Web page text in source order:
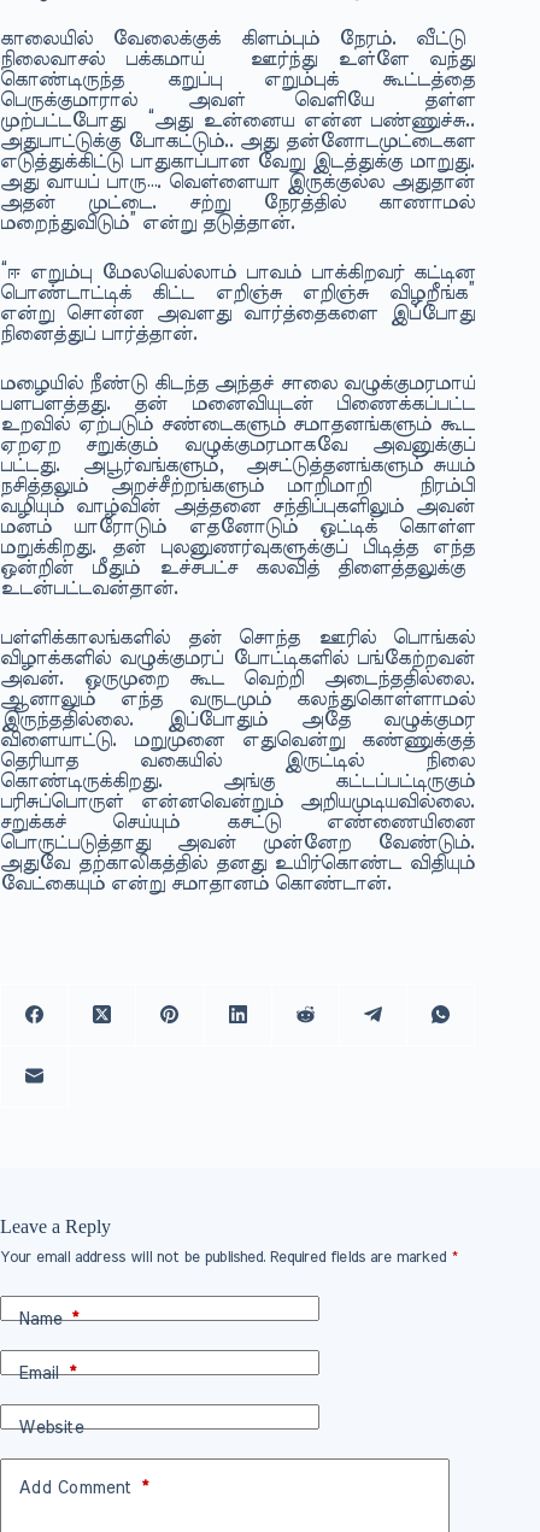
காலையில் வேலைக்குக் கிளம்பும் நேரம். வீட்டு
நிலைவாசல் பக்கமாய் ஊர்ந்து உள்ளே வந்து
கொண்டிருந்த கறுப்பு எறும்புக் கூட்டத்தை
பெருக்குமாரால் அவள் வெளியே தள்ள
முற்பட்டபோது “அது உன்னைய என்ன பண்ணுச்சு..
அதுபாட்டுக்கு போகட்டும்.. அது தன்னோடமுட்டைகள
எடுத்துக்கிட்டு பாதுகாப்பான வேறு இடத்துக்கு மாறுது.
அது வாயப் பாரு…. வெள்ளையா இருக்குல்ல அதுதான்
அதன் முட்டை. சற்று நேரத்தில் காணாமல்
மறைந்துவிடும்” என்று தடுத்தான்.
“ஈ எறும்பு மேலயெல்லாம் பாவம் பாக்கிறவர் கட்டின
பொண்டாட்டிக் கிட்ட எறிஞ்சு எறிஞ்சு விழறீங்க”
என்று சொன்ன அவளது வார்த்தைகளை இப்போது
நினைத்துப் பார்த்தான்.
மழையில் நீண்டு கிடந்த அந்தச் சாலை வழுக்குமரமாய்
பளபளத்தது. தன் மனைவியுடன் பிணைக்கப்பட்ட
உறவில் ஏற்படும் சண்டைகளும் சமாதனங்களும் கூட
ஏறஏற சறுக்கும் வழுக்குமரமாகவே அவனுக்குப்
பட்டது. அபூர்வங்களும், அசட்டுத்தனங்களும் சுயம்
நசித்தலும் அறச்சீற்றங்களும் மாறிமாறி நிரம்பி
வழியும் வாழ்வின் அத்தனை சந்திப்புகளிலும் அவன்
மனம் யாரோடும் எதனோடும் ஒட்டிக் கொள்ள
மறுக்கிறது. தன் புலனுணர்வுகளுக்குப் பிடித்த எந்த
ஒன்றின் மீதும் உச்சபட்ச கலவித் திளைத்தலுக்கு
உடன்பட்டவன்தான்.
பள்ளிக்காலங்களில் தன் சொந்த ஊரில் பொங்கல்
விழாக்களில் வழுக்குமரப் போட்டிகளில் பங்கேற்றவன்
அவன். ஒருமுறை கூட வெற்றி அடைந்ததில்லை.
ஆனாலும் எந்த வருடமும் கலந்துகொள்ளாமல்
இருந்ததில்லை. இப்போதும் அதே வழுக்குமர
விளையாட்டு. மறுமுனை எதுவென்று கண்ணுக்குத்
தெரியாத வகையில் இருட்டில் நிலை
கொண்டிருக்கிறது. அங்கு கட்டப்பட்டிருகும்
பரிசுப்பொருள் என்னவென்றும் அறியமுடியவில்லை.
சறுக்கச் செய்யும் கசட்டு எண்ணையினை
பொருட்படுத்தாது அவன் முன்னேற வேண்டும்.
அதுவே தற்காலிகத்தில் தனது உயிர்கொண்ட விதியும்
வேட்கையும் என்று சமாதானம் கொண்டான்.
Leave a Reply
Your email address will not be published. Required fields are marked *
Name*
Email*
Website
Add Comment *